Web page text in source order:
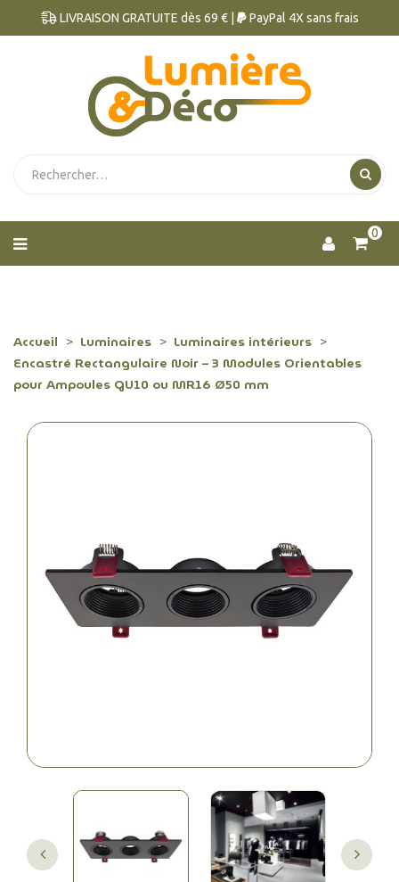
LIVRAISON GRATUITE dès 69 € | PayPal 4X sans frais
0
Accueil Luminaires
Luminaires intérieurs
Encastré Rectangulaire Noir – 3 Modules Orientables
pour Ampoules GU10 ou MR16 Ø50 mm